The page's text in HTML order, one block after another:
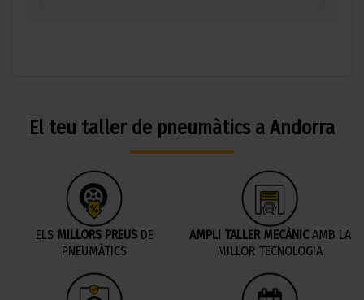
El teu taller de pneumàtics a Andorra
ELS MILLORS PREUSDE
PNEUMÀTICS
AMPLI TALLER MECÀNICAMB LA
MILLOR TECNOLOGIA